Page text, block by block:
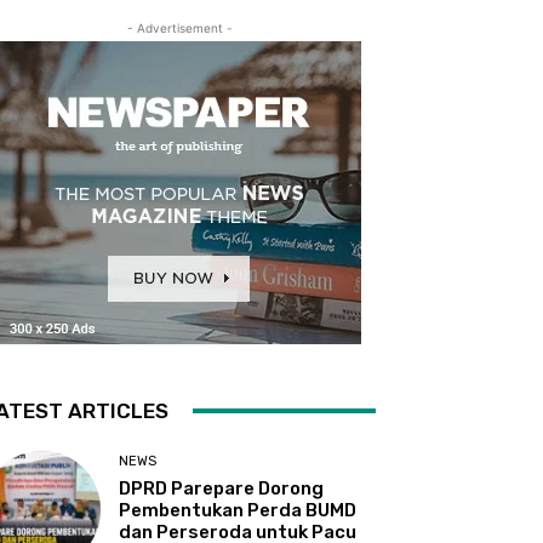
- Advertisement -
ARTICLES
NEWS
DPRD Parepare Dorong
Pembentukan Perda BUMD
dan Perseroda untuk Pacu